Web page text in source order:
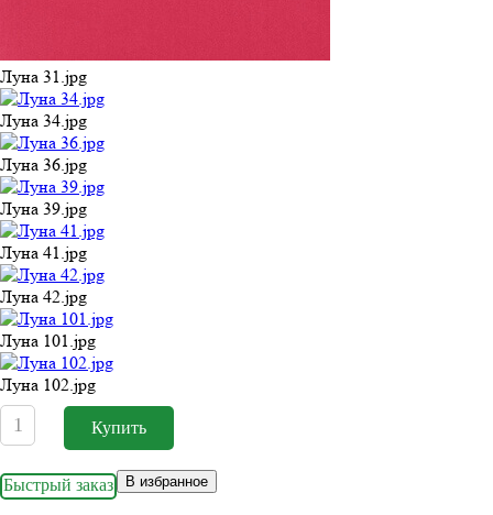
Луна 31.jpg
Луна 34.jpg
Луна 36.jpg
Луна 39.jpg
Луна 41.jpg
Луна 42.jpg
Луна 101.jpg
Луна 102.jpg
Быстрый заказ В избранное